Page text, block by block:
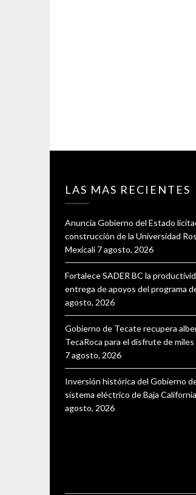
LAS MAS RECIENTES
Anuncia Gobierno del Estado
construcción de la Universidad
Mexicali 7 agosto, 2026
Fortalece SADER BC la
entrega de apoyos del programa
agosto, 2026
Gobierno de Tecate recupera
TecaRoca para el disfrute de
7 agosto, 2026
Inversión histórica del Gobierno
sistema eléctrico de Baja
agosto, 2026